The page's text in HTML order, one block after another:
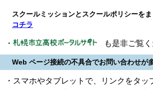
スクールミッションとスクールポリシーを
コチラ
・ も是非ご覧く
Web ページ接続の不具合でお問い合わせが
・スマホやタブレットで、リンクをタッ